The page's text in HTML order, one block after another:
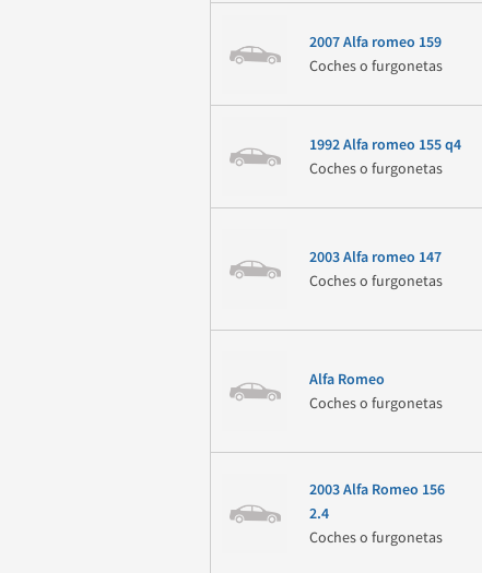
2007 Alfa romeo 159
Coches o furgonetas
1992 Alfa romeo 155 q4
Coches o furgonetas
2003 Alfa romeo 147
Coches o furgonetas
Alfa Romeo
Coches o furgonetas
2003 Alfa Romeo 156
2.4
Coches o furgonetas